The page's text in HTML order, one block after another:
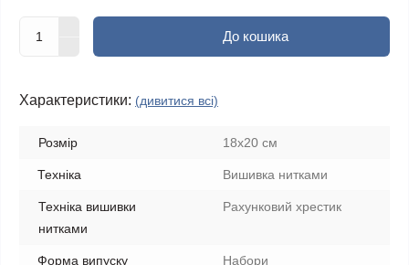
До кошика
Характеристики: (дивитися всі)
Розмір 18х20 см
Техніка Вишивка нитками
Техніка вишивки
нитками
Рахунковий хрестик
Форма випуску Набори